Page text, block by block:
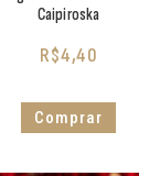
Caipiroska
R$4,40
Comprar